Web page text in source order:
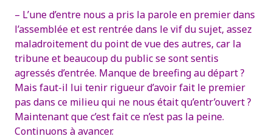
– L’une d’entre nous a pris la parole en premier dans
l’assemblée et est rentrée dans le vif du sujet, assez
maladroitement du point de vue des autres, car la
tribune et beaucoup du public se sont sentis
agressés d’entrée. Manque de breefing au départ ?
Mais faut-il lui tenir rigueur d’avoir fait le premier
pas dans ce milieu qui ne nous était qu’entr’ouvert ?
Maintenant que c’est fait ce n’est pas la peine.
Continuons à avancer.